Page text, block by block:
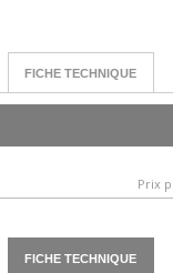
FICHE TECHNIQUE
Prix
FICHE TECHNIQUE